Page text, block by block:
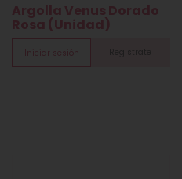
Argolla Venus Dorado
Rosa (Unidad)
Iniciar sesión